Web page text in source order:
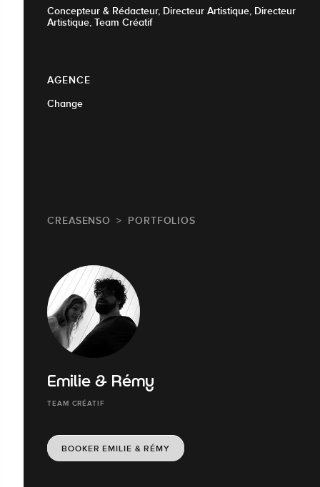
Concepteur & Rédacteur, Directeur Artistique, Directeur
Artistique, Team Créatif
AGENCE
Change
CREASENSO PORTFOLIOS
Emilie & Rémy
TEAM CRÉATIF
BOOKER EMILIE & RÉMY